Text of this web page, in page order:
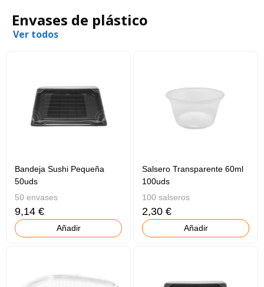
Envases de plástico
Ver todos
Bandeja Sushi Pequeña
50uds
50 envases
9,14 €
Añadir
Salsero Transparente 60ml
100uds
100 salseros
2,30 €
Añadir